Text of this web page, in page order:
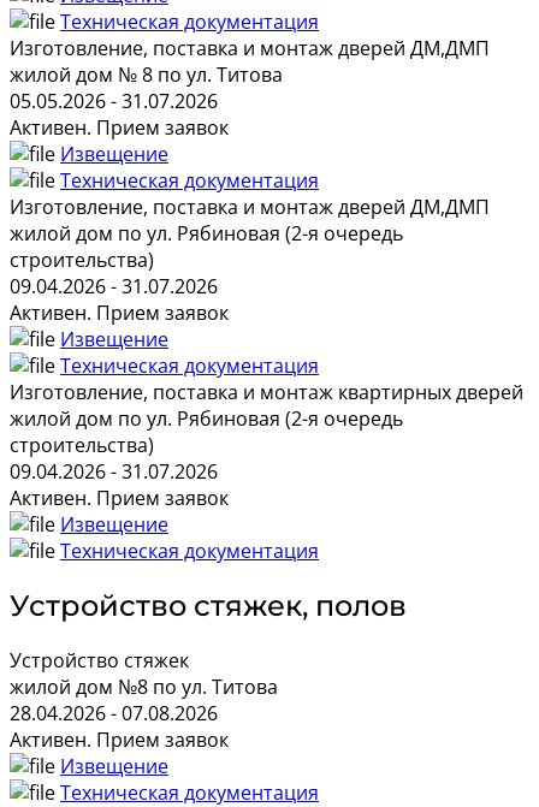
Техническая документация
Изготовление, поставка и монтаж дверей ДМ,ДМП
жилой дом № 8 по ул. Титова
05.05.2026 - 31.07.2026
Активен. Прием заявок
Извещение
Техническая документация
Изготовление, поставка и монтаж дверей ДМ,ДМП
жилой дом по ул. Рябиновая (2-я очередь
строительства)
09.04.2026 - 31.07.2026
Активен. Прием заявок
Извещение
Техническая документация
Изготовление, поставка и монтаж квартирных дверей
жилой дом по ул. Рябиновая (2-я очередь
строительства)
09.04.2026 - 31.07.2026
Активен. Прием заявок
Извещение
Техническая документация
Устройство стяжек, полов
Устройство стяжек
жилой дом №8 по ул. Титова
28.04.2026 - 07.08.2026
Активен. Прием заявок
Извещение
Техническая документация